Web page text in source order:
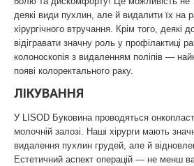
деякі види пухлин, але й видалити їх на
хірургічного втручання. Крім того, деякі
відігравати значну роль у профілактиці
колоноскопія з видаленням поліпів —
появі колоректального раку.
ЛІКУВАННЯ
У LISOD Буковина проводяться
молочній залозі. Наші хірурги мають
видалення пухлин грудей, але й
Естетичний аспект операцій — не менш